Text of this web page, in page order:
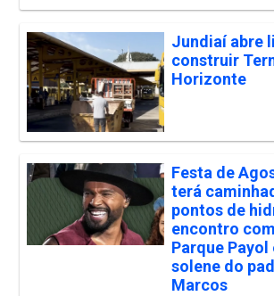
Jundiaí abre
construir
Horizonte
Festa de
terá
pontos de
encontro
Parque Payol
solene do
Marcos